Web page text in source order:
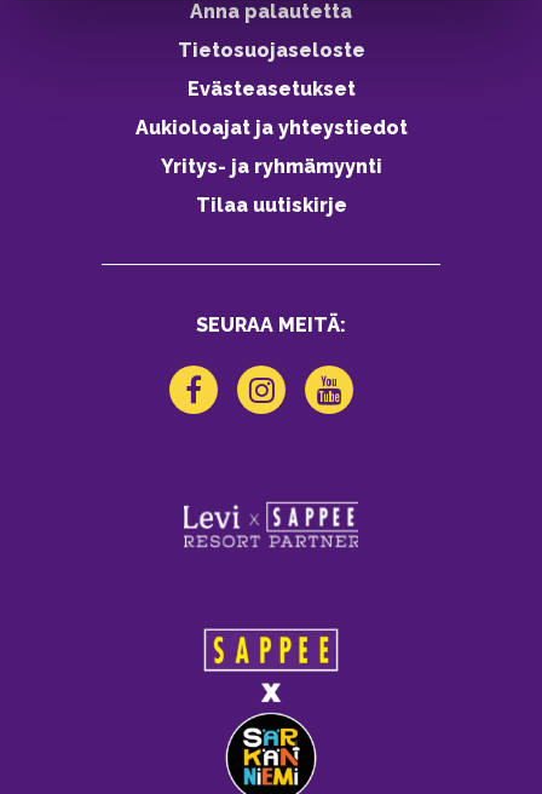
Anna palautetta
Tietosuojaseloste
Evästeasetukset
Aukioloajat ja yhteystiedot
Yritys- ja ryhmämyynti
Tilaa uutiskirje
SEURAA MEITÄ: